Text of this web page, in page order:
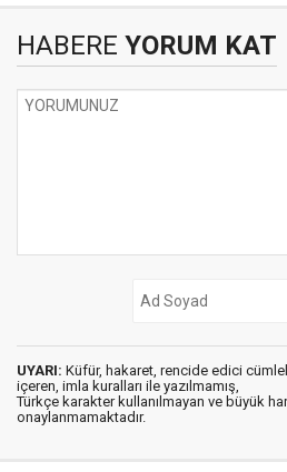
HABERE YORUM KAT
UYARI: Küfür, hakaret, rencide edici
içeren, imla kuralları ile yazılmamış,
Türkçe karakter kullanılmayan ve büyük
onaylanmamaktadır.